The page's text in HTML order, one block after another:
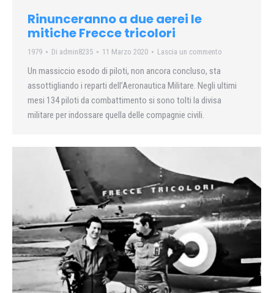
Rinunceranno a due aerei le
mitiche Frecce tricolori
1979 Di admin8235 11 Marzo 2020 Lascia un commento
Un massiccio esodo di piloti, non ancora concluso, sta
assot­tigliando i reparti dell’Aero­nautica Militare. Negli ultimi
mesi 134 piloti da combatti­mento si sono tolti la divisa
militare per indossare quella delle compagnie civili.